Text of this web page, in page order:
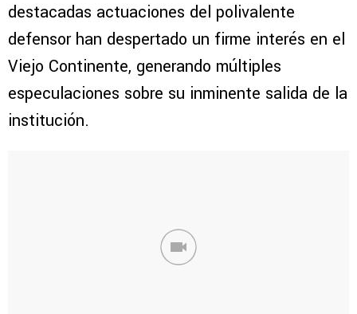
destacadas actuaciones del polivalente
defensor han despertado un firme interés en el
Viejo Continente, generando múltiples
especulaciones sobre su inminente salida de la
institución.